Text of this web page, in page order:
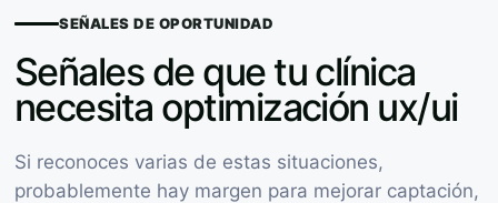
SEÑALES DE OPORTUNIDAD
Señales de que tu clínica
necesita optimización ux/ui
Si reconoces varias de estas situaciones,
probablemente hay margen para mejorar captación,